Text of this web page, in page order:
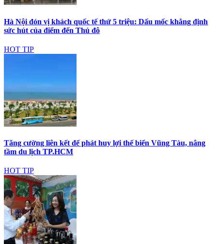
Hà Nội đón vị khách quốc tế thứ 5 triệu: Dấu mốc khẳng định
sức hút của điểm đến Thủ đô
HOT TIP
Tăng cường liên kết để phát huy lợi thế biển Vũng Tàu, nâng
tầm du lịch TP.HCM
HOT TIP